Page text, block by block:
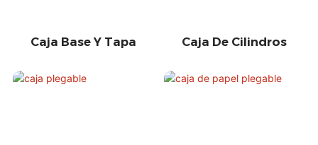
Caja Base Y Tapa Caja De Cilindros